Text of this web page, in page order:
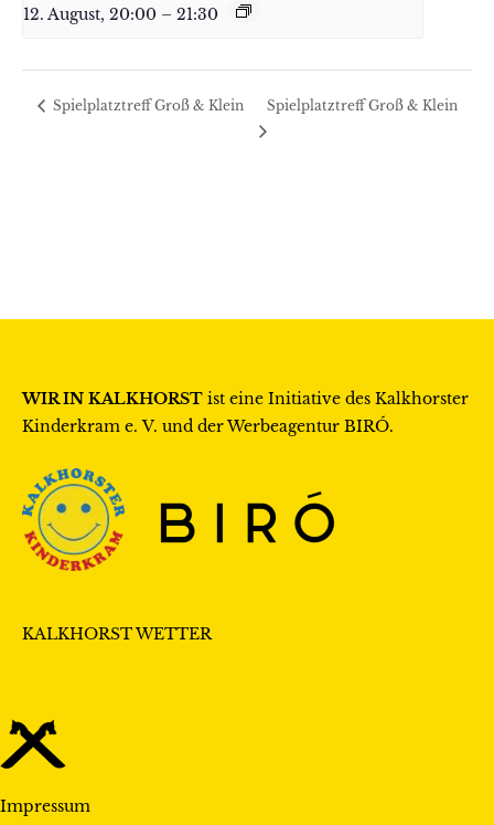
12. August, 20:00 – 21:30
Spielplatztreff Groß & Klein Spielplatztreff Groß & Klein
WIR IN KALKHORST ist eine Initiative des Kalkhorster
Kinderkram e. V. und der Werbeagentur BIRÓ.
KALKHORST WETTER
Impressum